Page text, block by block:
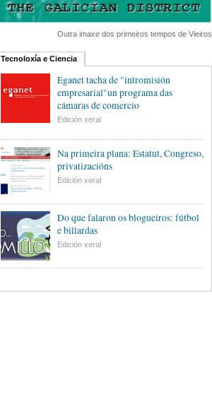
Outra imaxe dos primeiros tempos de Vieiros
Tecnoloxía e Ciencia
Eganet tacha de "intromisión
empresarial"un programa das
cámaras de comercio
Edición xeral
Na primeira plana: Estatut, Congreso,
privatizacións
Edición xeral
Do que falaron os blogueiros: fútbol
e billardas
Edición xeral